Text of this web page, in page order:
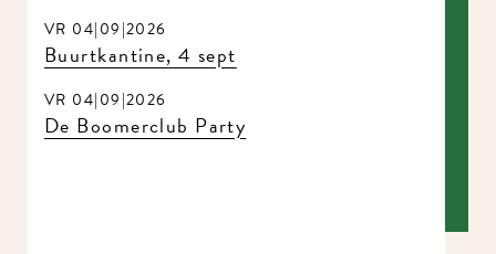
VR 04|09|2026
Buurtkantine, 4 sept
VR 04|09|2026
De Boomerclub Party